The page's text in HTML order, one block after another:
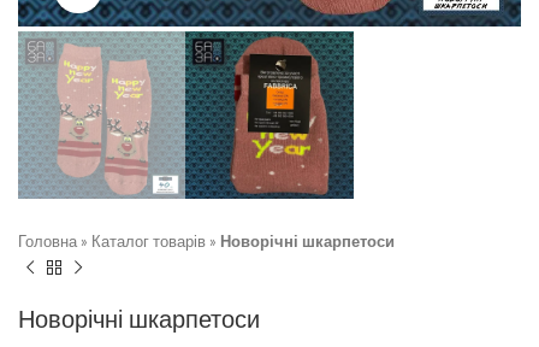
Головна » Каталог товарів » Новорічні шкарпетоси
Новорічні шкарпетоси